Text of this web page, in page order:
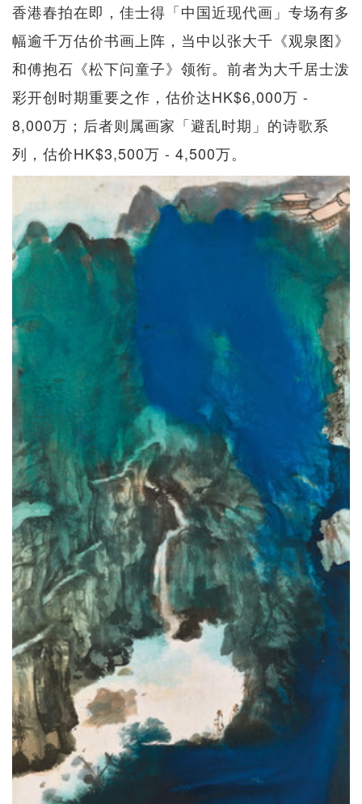
香港春拍在即，佳士得「中国近现代画」专场有多
幅逾千万估价书画上阵，当中以张大千《观泉图》
和傅抱石《松下问童子》领衔。前者为大千居士泼
彩开创时期重要之作，估价达HK$6,000万 -
8,000万；后者则属画家「避乱时期」的诗歌系
列，估价HK$3,500万 - 4,500万。